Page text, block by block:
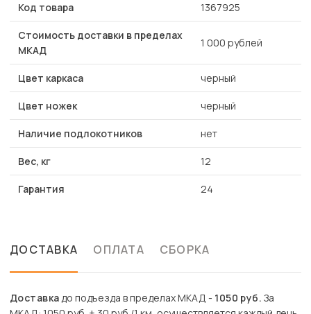
Код товара 1367925
Стоимость доставки в пределах
МКАД
1 000 рублей
Цвет каркаса черный
Цвет ножек черный
Наличие подлокотников нет
Вес, кг 12
Гарантия 24
ДОСТАВКА ОПЛАТА СБОРКА
Доставкадо подъезда в пределах МКАД - 1050 руб. За